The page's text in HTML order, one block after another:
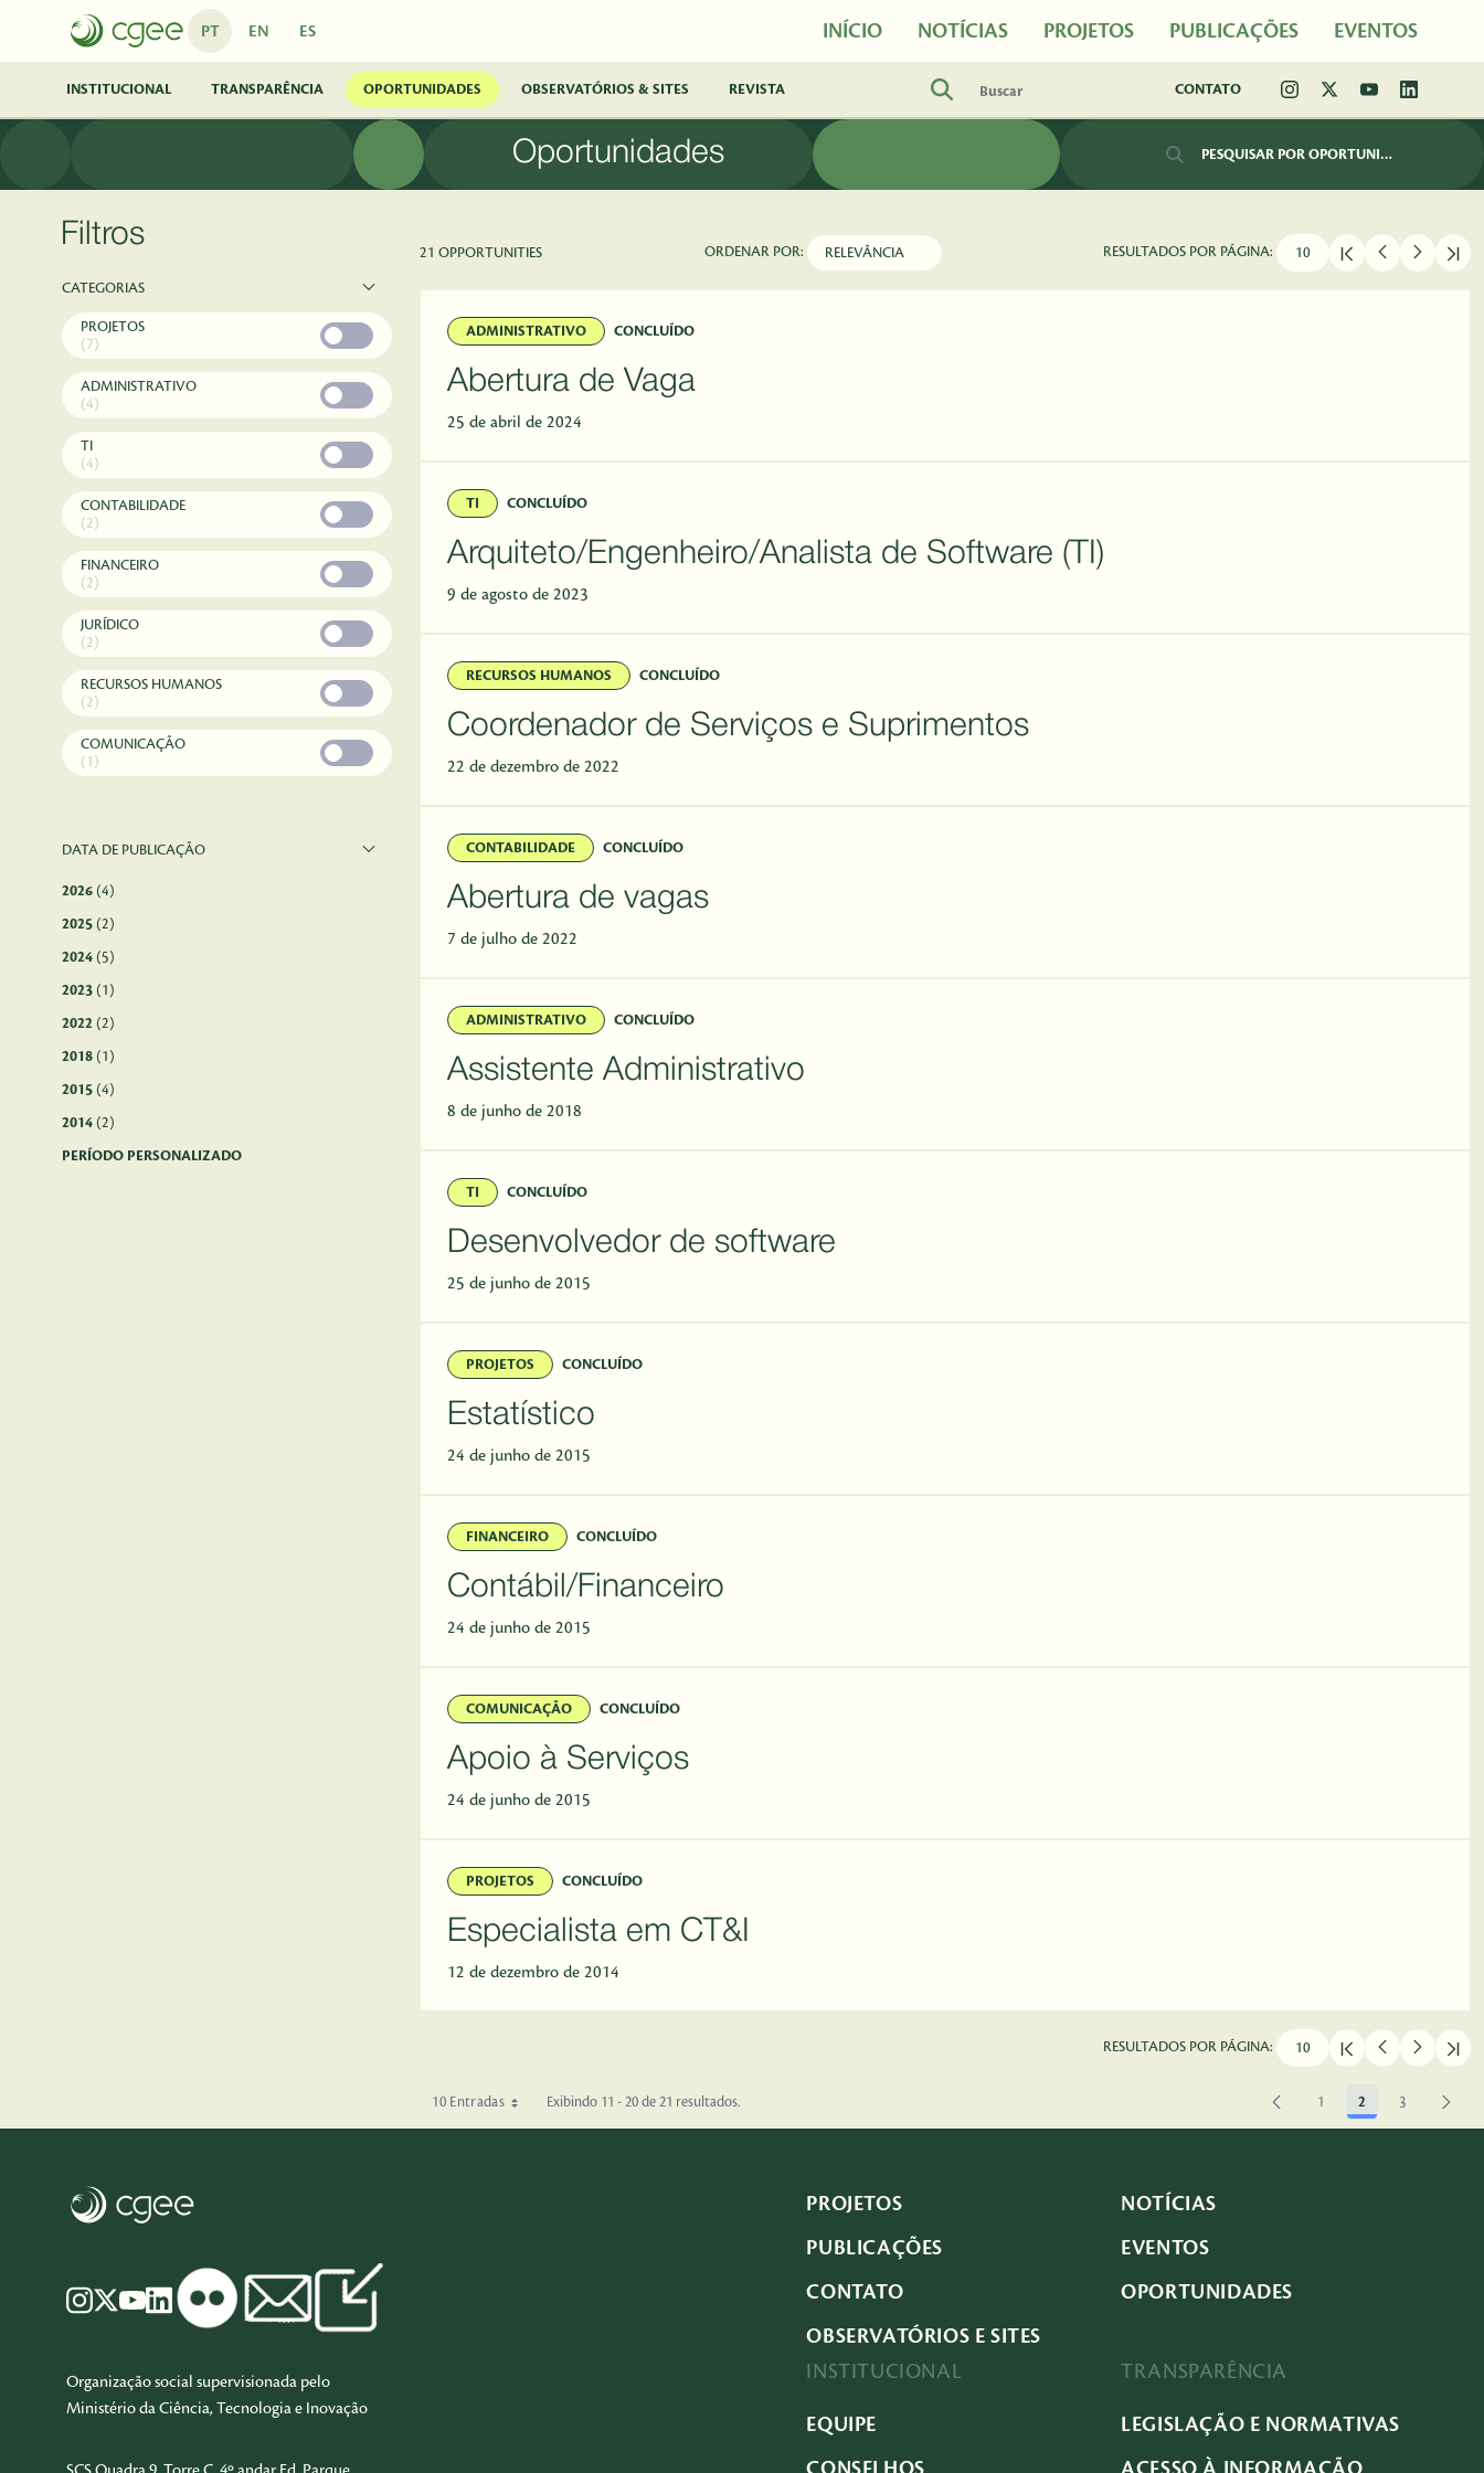
Pular para o Conteúdo principal
PT EN ES INÍCIO NOTÍCIAS PROJETOS PUBLICAÇÕES EVENTOS
INSTITUCIONAL TRANSPARÊNCIA OPORTUNIDADES OBSERVATÓRIOS & SITES REVISTA CONTATO
Oportunidades Barra de busca
Filtros
CATEGORIAS
PROJETOS
(7)
ADMINISTRATIVO
(4)
TI
(4)
CONTABILIDADE
(2)
FINANCEIRO
(2)
JURÍDICO
(2)
RECURSOS HUMANOS
(2)
COMUNICAÇÃO
(1)
DATA DE PUBLICAÇÃO
2026 (4)
2025 (2)
2024 (5)
2023 (1)
2022 (2)
2018 (1)
2015 (4)
2014 (2)
PERÍODO PERSONALIZADO
21 OPPORTUNITIES ORDENAR POR: RESULTADOS POR PÁGINA:
ADMINISTRATIVO CONCLUÍDO
Abertura de Vaga
25 de abril de 2024
TI CONCLUÍDO
Arquiteto/Engenheiro/Analista de Software (TI)
9 de agosto de 2023
RECURSOS HUMANOS CONCLUÍDO
Coordenador de Serviços e Suprimentos
22 de dezembro de 2022
CONTABILIDADE CONCLUÍDO
Abertura de vagas
7 de julho de 2022
ADMINISTRATIVO CONCLUÍDO
Assistente Administrativo
8 de junho de 2018
TI CONCLUÍDO
Desenvolvedor de software
25 de junho de 2015
PROJETOS CONCLUÍDO
Estatístico
24 de junho de 2015
FINANCEIRO CONCLUÍDO
Contábil/Financeiro
24 de junho de 2015
COMUNICAÇÃO CONCLUÍDO
Apoio à Serviços
24 de junho de 2015
PROJETOS CONCLUÍDO
Especialista em CT&I
12 de dezembro de 2014
RESULTADOS POR PÁGINA:
10 Entradas Exibindo 11 - 20 de 21 resultados. Página
1 Página
2 Página
3
Organização social supervisionada pelo
Ministério da Ciência, Tecnologia e Inovação
PROJETOS
NOTÍCIAS
PUBLICAÇÕES
EVENTOS
CONTATO
OPORTUNIDADES
OBSERVATÓRIOS E SITES
INSTITUCIONAL
EQUIPE
CONSELHOS
TRANSPARÊNCIA
LEGISLAÇÃO E NORMATIVAS
ACESSO À INFORMAÇÃO